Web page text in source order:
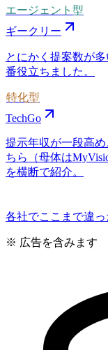
エージェント型
ギークリー
とにかく提案数が
番役立ちました。
特化型
TechGo
提示年収が一段高
ちら（母体は
を横断で紹介。
各社でここまで違っ
※ 広告を含みます